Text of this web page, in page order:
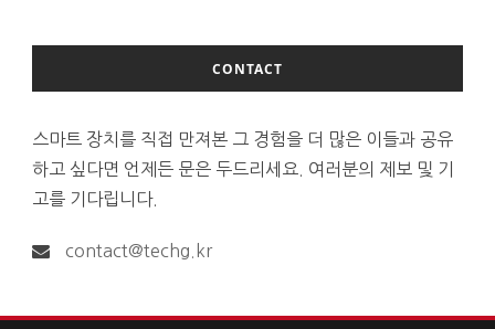
CONTACT
스마트 장치를 직접 만져본 그 경험을 더 많은 이들과 공유
하고 싶다면 언제든 문은 두드리세요. 여러분의 제보 및 기
고를 기다립니다.
contact@techg.kr